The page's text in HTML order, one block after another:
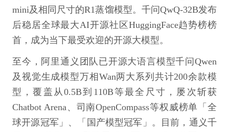
mi­ni及相同尺寸的R1蒸馏模型。千问QwQ-32B发布
后稳居全球最大AI开源社区HuggingFace趋势榜榜
首，成为当下最受欢迎的开源大模型。
至今，阿里通义团队已开源大语言模型千问Qwen
及视觉生成模型万相Wan两大系列共计200余款模
型，覆盖从0.5B到110B等最全尺寸，屡次斩获
Chatbot Arena、司南OpenCompass等权威榜单「全
球开源冠军」、「国产模型冠军」。目前，通义千